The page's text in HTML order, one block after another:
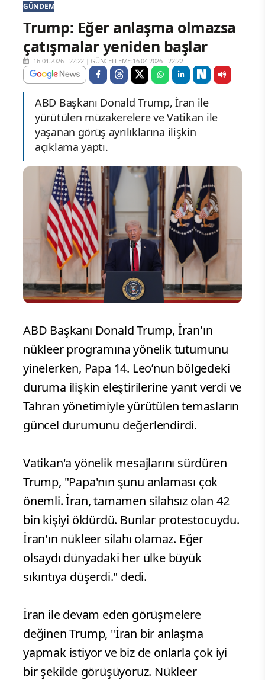
GÜNDEM
Trump: Eğer anlaşma olmazsa
çatışmalar yeniden başlar
16.04.2026 - 22:22 |GÜNCELLEME:16.04.2026 - 22:22
ABD Başkanı Donald Trump, İran ile
yürütülen müzakerelere ve Vatikan ile
yaşanan görüş ayrılıklarına ilişkin
açıklama yaptı.
ABD Başkanı Donald Trump, İran'ın
nükleer programına yönelik tutumunu
yinelerken, Papa 14. Leo’nun bölgedeki
duruma ilişkin eleştirilerine yanıt verdi ve
Tahran yönetimiyle yürütülen temasların
güncel durumunu değerlendirdi.
Vatikan'a yönelik mesajlarını sürdüren
Trump, "Papa'nın şunu anlaması çok
önemli. İran, tamamen silahsız olan 42
bin kişiyi öldürdü. Bunlar protestocuydu.
İran'ın nükleer silahı olamaz. Eğer
olsaydı dünyadaki her ülke büyük
sıkıntıya düşerdi." dedi.
İran ile devam eden görüşmelere
değinen Trump, "İran bir anlaşma
yapmak istiyor ve biz de onlarla çok iyi
bir şekilde görüşüyoruz. Nükleer